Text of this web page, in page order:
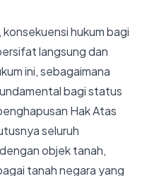
hukum bagi
langsung dan
ini, sebagaimana
bagi status
Hak Atas
seluruh
objek tanah,
tanah negara yang